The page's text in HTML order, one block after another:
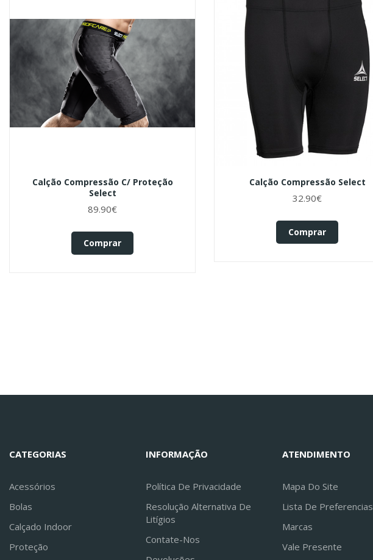
Calção Compressão C/ Proteção
Select
89.90€
Comprar
Calção Compressão Select
32.90€
Comprar
CATEGORIAS
Acessórios
Bolas
Calçado Indoor
Proteção
INFORMAÇÃO
Política De Privacidade
Resolução Alternativa De
Litígios
Contate-Nos
ATENDIMENTO
Mapa Do Site
Lista De Preferencias
Marcas
Vale Presente